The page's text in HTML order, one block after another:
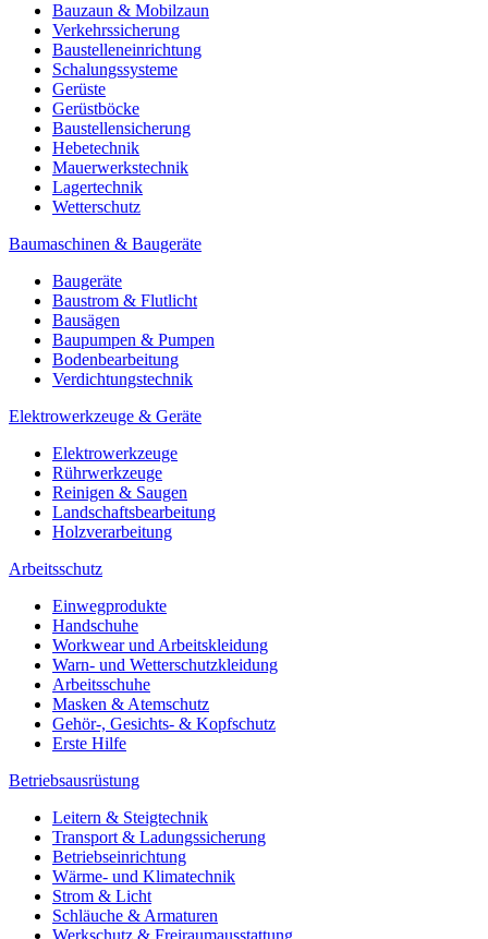
Bauzaun & Mobilzaun
Verkehrssicherung
Baustelleneinrichtung
Schalungssysteme
Gerüste
Gerüstböcke
Baustellensicherung
Hebetechnik
Mauerwerkstechnik
Lagertechnik
Wetterschutz
Baumaschinen & Baugeräte
Baugeräte
Baustrom & Flutlicht
Bausägen
Baupumpen & Pumpen
Bodenbearbeitung
Verdichtungstechnik
Elektrowerkzeuge & Geräte
Elektrowerkzeuge
Rührwerkzeuge
Reinigen & Saugen
Landschaftsbearbeitung
Holzverarbeitung
Arbeitsschutz
Einwegprodukte
Handschuhe
Workwear und Arbeitskleidung
Warn- und Wetterschutzkleidung
Arbeitsschuhe
Masken & Atemschutz
Gehör-, Gesichts- & Kopfschutz
Erste Hilfe
Betriebsausrüstung
Leitern & Steigtechnik
Transport & Ladungssicherung
Betriebseinrichtung
Wärme- und Klimatechnik
Strom & Licht
Schläuche & Armaturen